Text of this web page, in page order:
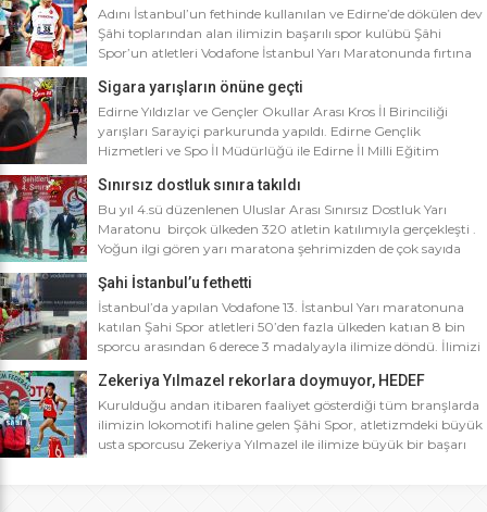
Adını İstanbul’un fethinde kullanılan ve Edirne’de dökülen dev
Şâhi toplarından alan ilimizin başarılı spor kulübü Şâhi
Spor’un atletleri Vodafone İstanbul Yarı Maratonunda fırtına
Vodafone İstanbul Yarı Maratonu’na ilimizden Şâhi Spor 5
sporcusuyla katıldı. Vodafone İstanbul Yarı Maratonu 10 bin
metre yarışına toplamda 4 bin […]
Sigara yarışların önüne geçti
Edirne Yıldızlar ve Gençler Okullar Arası Kros İl Birinciliği
yarışları Sarayiçi parkurunda yapıldı. Edirne Gençlik
Hizmetleri ve Spo İl Müdürlüğü ile Edirne İl Milli Eğitim
Birinciliği yarışları Sarayiçi parkurunda yapıldı. Oldukça soğuk
ve yağmurlu bir havada düzenlenen yarışlara katılımın
yoğun olması atletizm adına sevindirici bulunurken Atletizm
Federasyonu İl […]
Sınırsız dostluk sınıra takıldı
Bu yıl 4.sü düzenlenen Uluslar Arası Sınırsız Dostluk Yarı
Maratonu birçok ülkeden 320 atletin katılımıyla gerçekleşti .
Yoğun ilgi gören yarı maratona şehrimizden de çok sayıda
Ali Soydan tarafından yeni kurulmasına rağmen bir çok
branşta başarıdan başarıya koşan Edirne Al Kan Spor Kulübü
de […]
Şahi İstanbul’u fethetti
İstanbul’da yapılan Vodafone 13. İstanbul Yarı maratonuna
katılan Şahi Spor atletleri 50’den fazla ülkeden katıan 8 bin
sporcu arasından 6 derece 3 madalyayla ilimize döndü. İlimizi
spor, başarılarına bir yensini ekledi. İstanbul’da yapılan ve
50’yi aşkın ülkeden 8 bin sporcunun katıldığı Vodafone 13.
İstanbul Yarı Maratonuna katılan […]
Zekeriya Yılmazel rekorlara doymuyor, HEDEF
OLİMPİYAT ŞAMPİYONLUĞU
Kurulduğu andan itibaren faaliyet gösterdiği tüm branşlarda
ilimizin lokomotifi haline gelen Şâhi Spor, atletizmdeki büyük
usta sporcusu Zekeriya Yılmazel ile ilimize büyük bir başarı